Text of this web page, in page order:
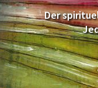
Der